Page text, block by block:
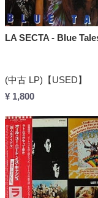
LA SECTA - Blue
(中古 LP)【USED】
¥ 1,800